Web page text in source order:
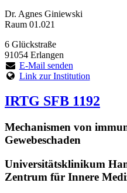
Dr. Agnes Giniewski
Raum 01.021
6 Glückstraße
91054 Erlangen
E-Mail senden
Link zur Institution
IRTG SFB 1192
Mechanismen von
Gewebeschaden
Universitätsklinikum
Zentrum für Innere